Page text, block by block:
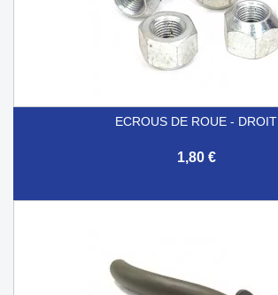
ECROUS DE ROUE - DROIT
1,80 €